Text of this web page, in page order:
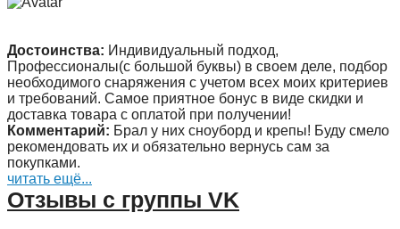
Достоинства: Индивидуальный подход,
Профессионалы(с большой буквы) в своем деле, подбор
необходимого снаряжения с учетом всех моих критериев
и требований. Самое приятное бонус в виде скидки и
доставка товара с оплатой при получении!
Комментарий: Брал у них сноуборд и крепы! Буду смело
рекомендовать их и обязательно вернусь сам за
покупками.
читать ещё...
Отзывы с группы VK